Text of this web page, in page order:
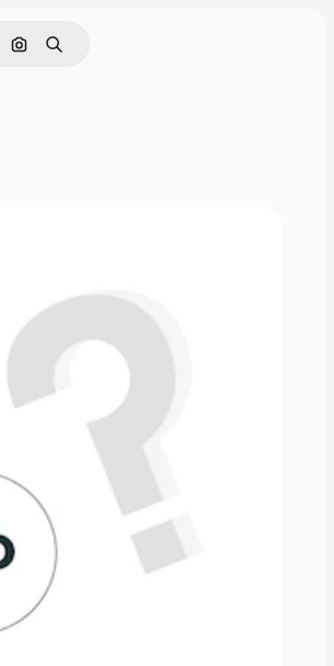
Cerca per immagine
Ricerca